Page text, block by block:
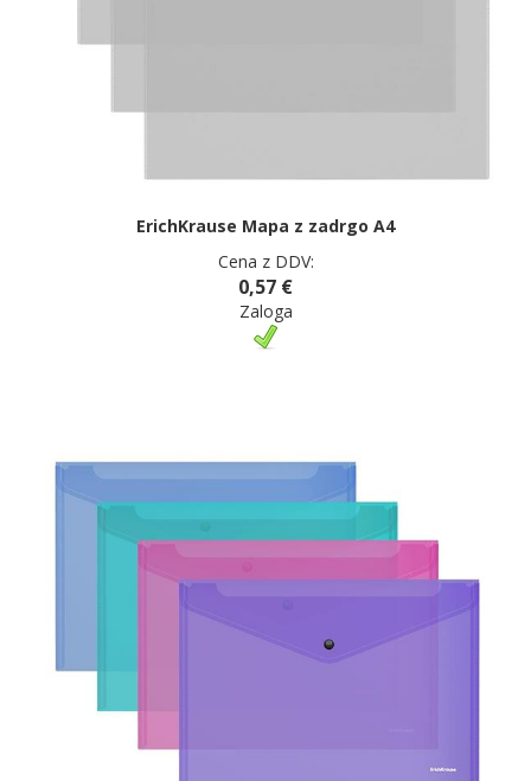
ErichKrause Mapa z zadrgo A4
Cena z DDV:
0,57 €
Zaloga